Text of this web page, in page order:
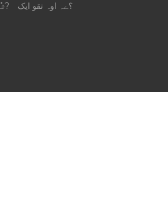
؟ےہ اوہ تقو ایک